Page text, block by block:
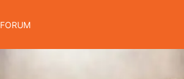
FORUM